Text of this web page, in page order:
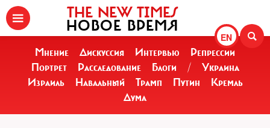
EN
THE NEW TIMES
НОВОЕ ВРЕМЯ
Мнение Дискуссия Интервью
Репрессии
Портрет
Расследование Блоги /
Украина
Израиль
Навальный Трамп Путин
Кремль
Дума